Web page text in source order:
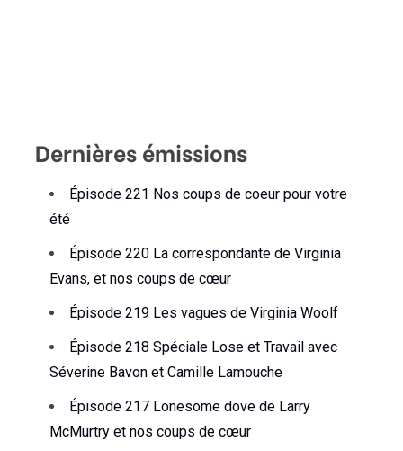
Dernières émissions
Épisode 221 Nos coups de coeur pour votre
été
Épisode 220 La correspondante de Virginia
Evans, et nos coups de cœur
Épisode 219 Les vagues de Virginia Woolf
Épisode 218 Spéciale Lose et Travail avec
Séverine Bavon et Camille Lamouche
Épisode 217 Lonesome dove de Larry
McMurtry et nos coups de cœur